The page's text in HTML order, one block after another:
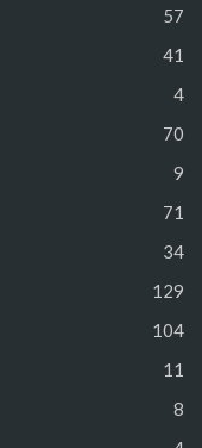
57
41
4
70
9
71
34
129
104
11
8